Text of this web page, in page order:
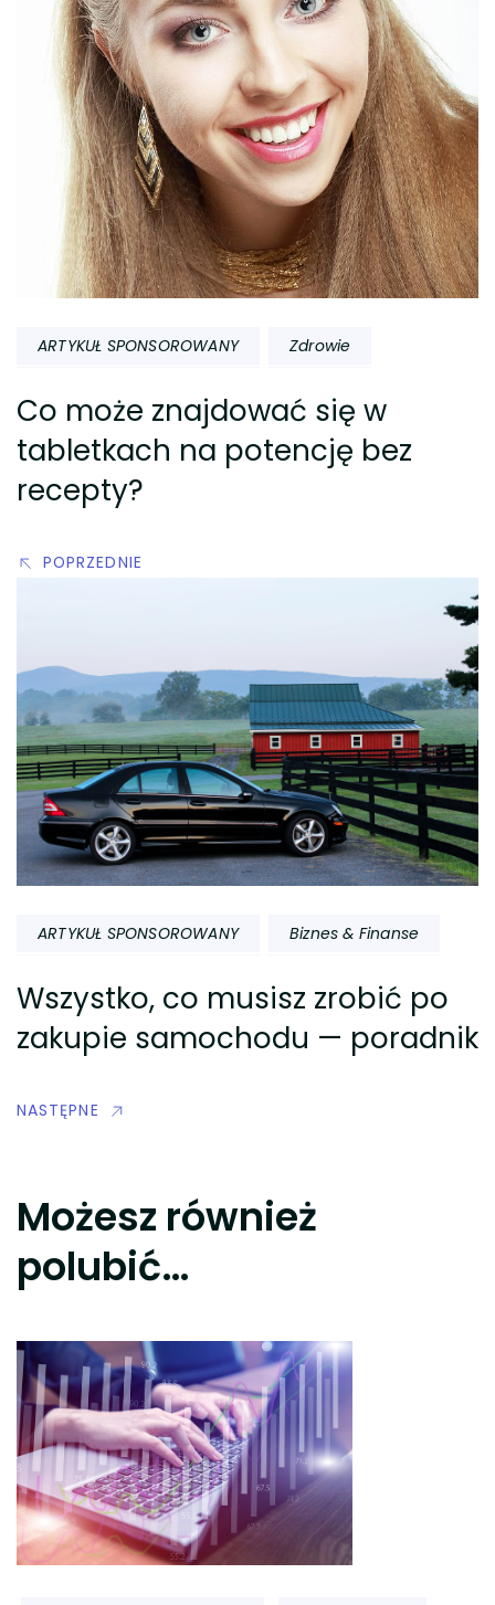
ARTYKUŁ SPONSOROWANY Zdrowie
Co może znajdować się w
tabletkach na potencję bez
recepty?
POPRZEDNIE
ARTYKUŁ SPONSOROWANY Biznes & Finanse
Wszystko, co musisz zrobić po
zakupie samochodu — poradnik
NASTĘPNE
Możesz również
polubić…